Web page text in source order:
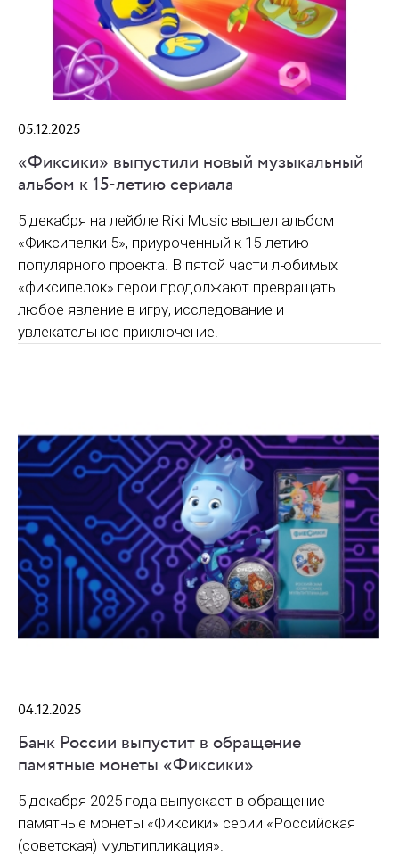
05.12.2025
«Фиксики» выпустили новый музыкальный
альбом к 15-летию сериала
5 декабря на лейбле Riki Music вышел альбом
«Фиксипелки 5», приуроченный к 15-летию
популярного проекта. В пятой части любимых
«фиксипелок» герои продолжают превращать
любое явление в игру, исследование и
увлекательное приключение.
04.12.2025
Банк России выпустит в обращение
памятные монеты «Фиксики»
5 декабря 2025 года выпускает в обращение
памятные монеты «Фиксики» серии «Российская
(советская) мультипликация».